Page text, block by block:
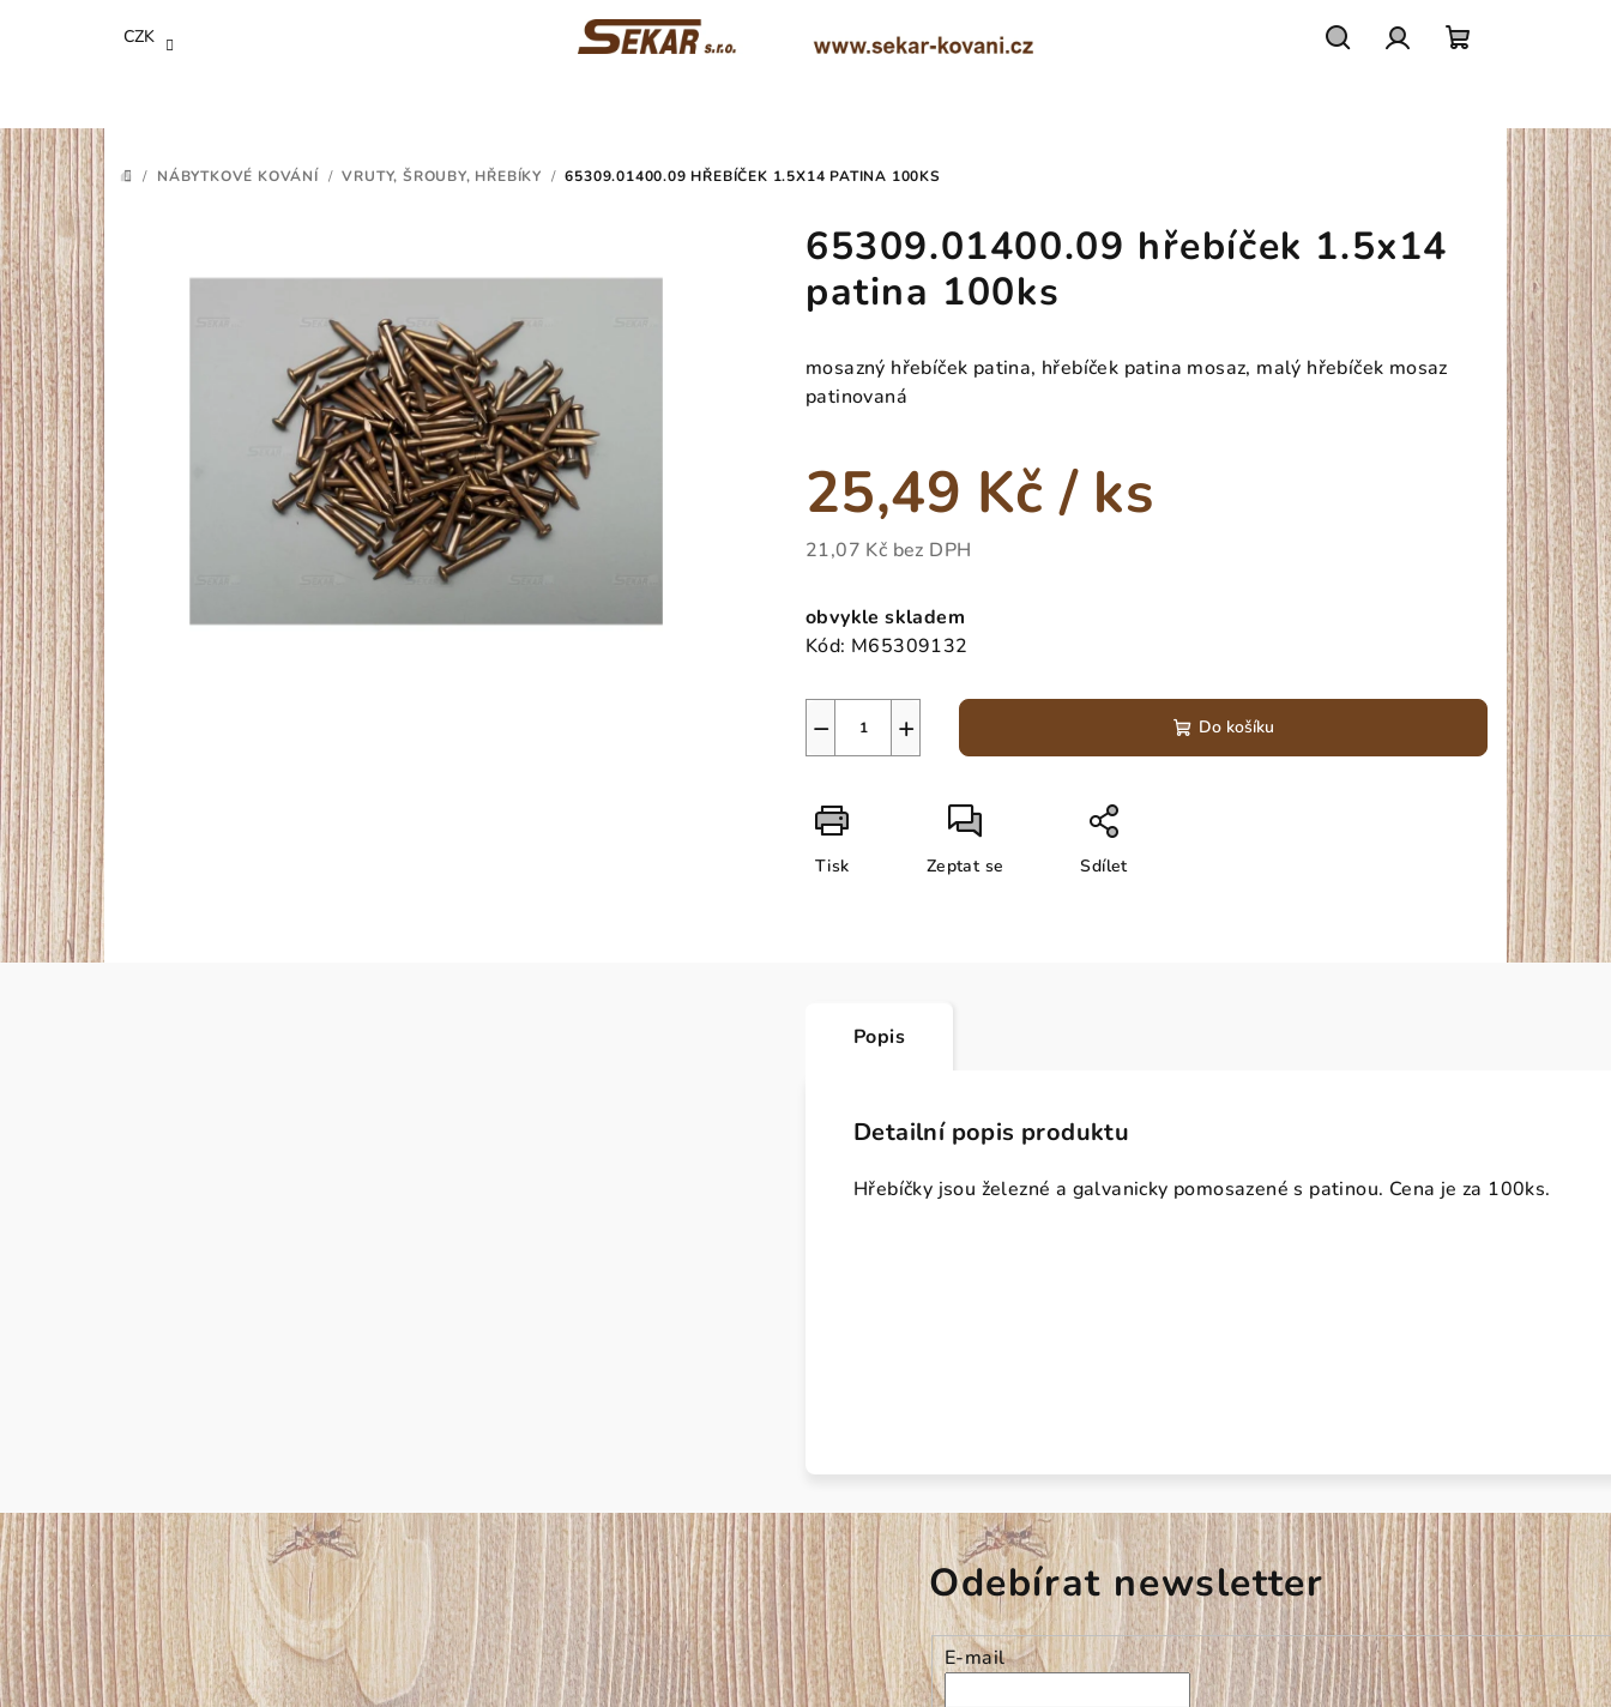
CZK
košík
DOMŮ
/ NÁBYTKOVÉ KOVÁNÍ / VRUTY, ŠROUBY, HŘEBÍKY / 65309.01400.09 HŘEBÍČEK 1.5X14 PATINA 100KS
65309.01400.09 hřebíček 1.5x14
patina 100ks
mosazný hřebíček patina, hřebíček patina mosaz, malý hřebíček mosaz
patinovaná
25,49 Kč/ ks
21,07 Kč bez DPH
cena:
obvykle skladem
Kód: M65309132
+
− Do košíku
Tisk Zeptat se Sdílet
Popis
Detailní popis produktu
Hřebíčky jsou železné a galvanicky pomosazené s patinou. Cena je za 100ks.
Odebírat newsletter
E-mail